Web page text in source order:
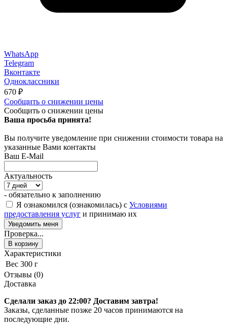
WhatsApp
Telegram
Вконтакте
Одноклассники
670 ₽
Сообщить о снижении цены
Сообщить о снижении цены
Ваша просьба принята!
Вы получите уведомление при снижении стоимости товара на
указанные Вами контакты
Ваш E-Mail
Актуальность
- обязательно к заполнению
Я ознакомился (ознакомилась) с Условиями
предоставления услуг и принимаю их
Проверка...
В корзину
Характеристики
Вес 300 г
Отзывы (0)
Доставка
Сделали заказ до 22:00? Доставим завтра!
Заказы, сделанные позже 20 часов принимаются на
последующие дни.